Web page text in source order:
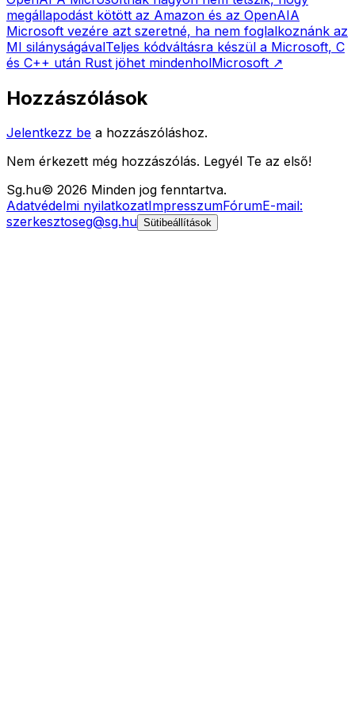
megállapodást kötött az Amazon és az OpenAIA
Microsoft vezére azt szeretné, ha nem foglalkoznánk az
MI silányságávalTeljes kódváltásra készül a Microsoft, C
és C++ után Rust jöhet mindenholMicrosoft ↗
Hozzászólások
Jelentkezz be a hozzászóláshoz.
Nem érkezett még hozzászólás. Legyél Te az első!
Sg.hu© 2026 Minden jog fenntartva.
Adatvédelmi nyilatkozatImpresszumFórumE-mail:
szerkesztoseg@sg.hu Sütibeállítások